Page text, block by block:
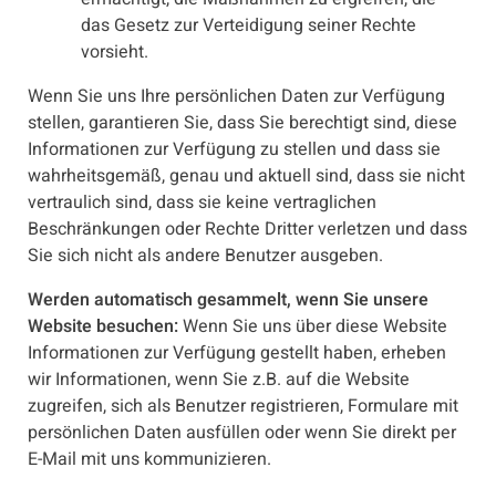
das Gesetz zur Verteidigung seiner Rechte
vorsieht.
Wenn Sie uns Ihre persönlichen Daten zur Verfügung
stellen, garantieren Sie, dass Sie berechtigt sind, diese
Informationen zur Verfügung zu stellen und dass sie
wahrheitsgemäß, genau und aktuell sind, dass sie nicht
vertraulich sind, dass sie keine vertraglichen
Beschränkungen oder Rechte Dritter verletzen und dass
Sie sich nicht als andere Benutzer ausgeben.
Werden automatisch gesammelt, wenn Sie unsere
Website besuchen:Wenn Sie uns über diese Website
Informationen zur Verfügung gestellt haben, erheben
wir Informationen, wenn Sie z.B. auf die Website
zugreifen, sich als Benutzer registrieren, Formulare mit
persönlichen Daten ausfüllen oder wenn Sie direkt per
E-Mail mit uns kommunizieren.